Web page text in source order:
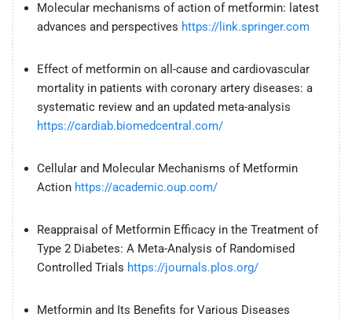
Molecular mechanisms of action of metformin: latest
advances and perspectives https://link.springer.com
Effect of metformin on all-cause and cardiovascular
mortality in patients with coronary artery diseases: a
systematic review and an updated meta-analysis
https://cardiab.biomedcentral.com/
Cellular and Molecular Mechanisms of Metformin
Action https://academic.oup.com/
Reappraisal of Metformin Efficacy in the Treatment of
Type 2 Diabetes: A Meta-Analysis of Randomised
Controlled Trials https://journals.plos.org/
Metformin and Its Benefits for Various Diseases